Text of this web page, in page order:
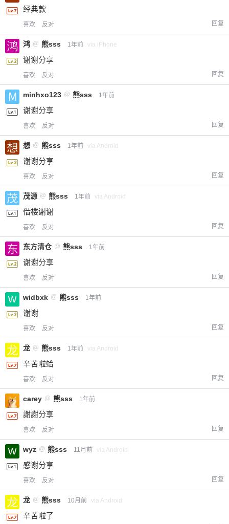
经典款
喜欢 反对 回复
鸿 @ 熊sss 1年前 via iPhone
谢谢分享
喜欢 反对 回复
minhxo123 @ 熊sss 1年前
谢谢分享
喜欢 反对 回复
想 @ 熊sss 1年前 via Android
谢谢分享
喜欢 反对 回复
茂源 @ 熊sss 1年前 via Android
借楼谢谢
喜欢 反对 回复
东方清仓 @ 熊sss 1年前
谢谢分享
喜欢 反对 回复
widbxk @ 熊sss 1年前
谢谢
喜欢 反对 回复
龙 @ 熊sss 1年前 via Android
辛苦啦蛤
喜欢 反对 回复
carey @ 熊sss 1年前
謝謝分享
喜欢 反对 回复
wyz @ 熊sss 11月前 via Android
感谢分享
喜欢 反对 回复
龙 @ 熊sss 10月前 via Android
辛苦啦了